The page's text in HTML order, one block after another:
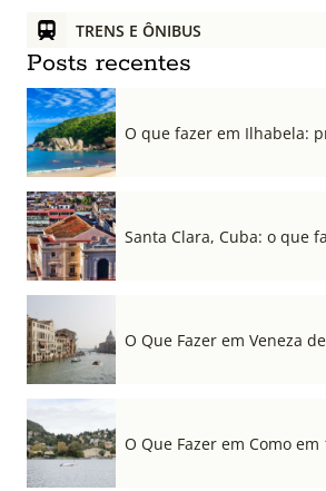
TRENS E ÔNIBUS
Posts recentes
O que fazer em Ilhabela:
Santa Clara, Cuba: o que
O Que Fazer em Veneza
O Que Fazer em Como